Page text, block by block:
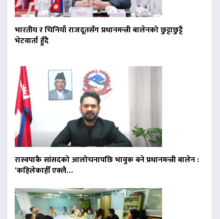
भारतीय र चिनियाँ राजदूतसँग प्रधानमन्त्री बालेनको छुट्टाछुट्टै
भेटवार्ता हुँदै
रास्वपाकै सांसदको आलोचनापछि भावुक बने प्रधानमन्त्री बालेन :
‘कहिलेकाहीँ एक्लै…